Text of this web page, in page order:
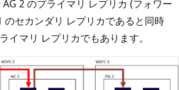
2 のプライマリ レプリカ (フォワー
のセカンダリ レプリカであると同時
イマリ レプリカでもあります。